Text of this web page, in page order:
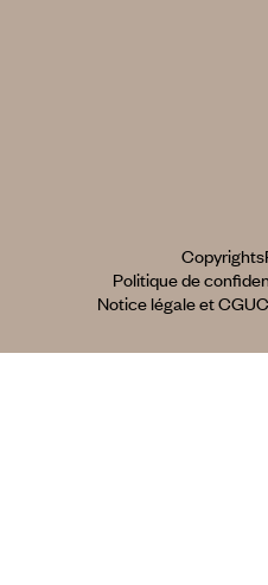
Copyrights
Politique de
Notice légale et CGU